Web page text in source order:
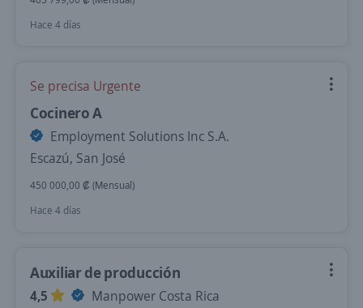
Hace 4 días
Se precisa Urgente
Cocinero A
Employment Solutions Inc S.A.
Escazú, San José
450 000,00 ₡ (Mensual)
Hace 4 días
Auxiliar de producción
4,5
Manpower Costa Rica